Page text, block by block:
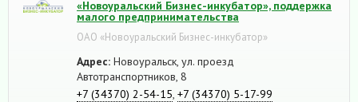
«Новоуральский Бизнес-инкубатор», поддержка
малого предпринимательства
ОАО «Новоуральский Бизнес-инкубатор»
Адрес: Новоуральск, ул. проезд
Автотранспортников, 8
+7 (34370) 2-54-15 +7 (34370) 5-17-99